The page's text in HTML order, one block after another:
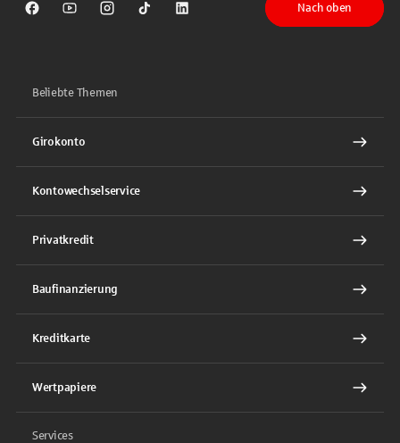
Sparkasse auf Facebook
Sparkasse auf Youtube
Sparkasse auf Instagram
Sparkasse auf TikTok
Sparkasse auf LinkedIn
Nach oben
Beliebte Themen
Girokonto
Kontowechselservice
Privatkredit
Baufinanzierung
Kreditkarte
Wertpapiere
Services